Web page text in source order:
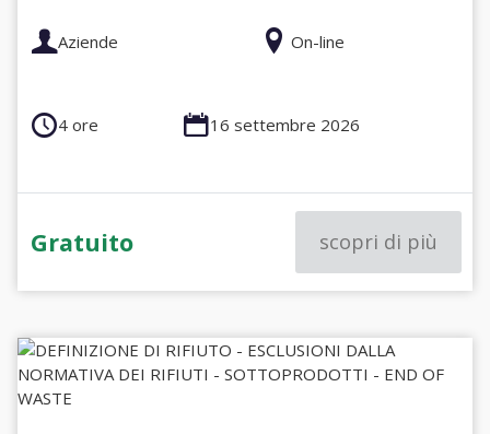
Aziende On-line
4 ore 16 settembre 2026
Gratuito scopri di più